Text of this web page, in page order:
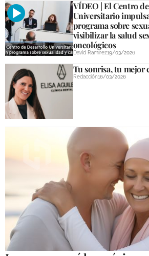
VÍDEO | El Centro
Universitario
programa sobre
visibilizar la salud
oncológicos
David Ramírez19/03/2026
Tu sonrisa, tu mejor
Redacción16/03/2026